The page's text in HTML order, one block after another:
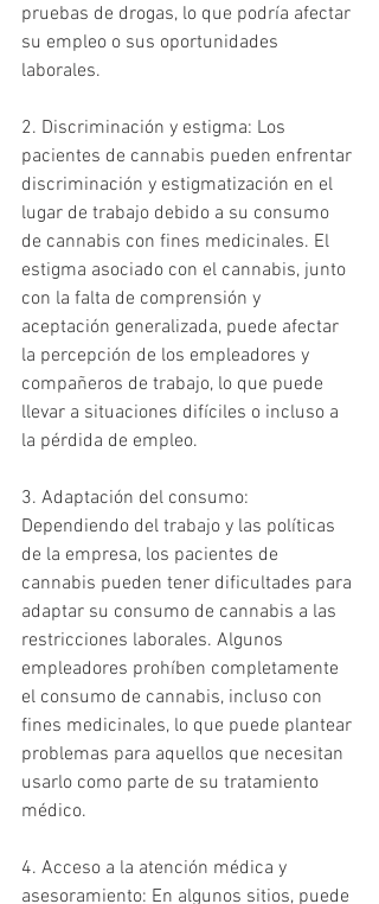
pruebas de drogas, lo que podría afectar
su empleo o sus oportunidades
laborales.
2. Discriminación y estigma: Los
pacientes de cannabis pueden enfrentar
discriminación y estigmatización en el
lugar de trabajo debido a su consumo
de cannabis con fines medicinales. El
estigma asociado con el cannabis, junto
con la falta de comprensión y
aceptación generalizada, puede afectar
la percepción de los empleadores y
compañeros de trabajo, lo que puede
llevar a situaciones difíciles o incluso a
la pérdida de empleo.
3. Adaptación del consumo:
Dependiendo del trabajo y las políticas
de la empresa, los pacientes de
cannabis pueden tener dificultades para
adaptar su consumo de cannabis a las
restricciones laborales. Algunos
empleadores prohíben completamente
el consumo de cannabis, incluso con
fines medicinales, lo que puede plantear
problemas para aquellos que necesitan
usarlo como parte de su tratamiento
médico.
4. Acceso a la atención médica y
asesoramiento: En algunos sitios, puede